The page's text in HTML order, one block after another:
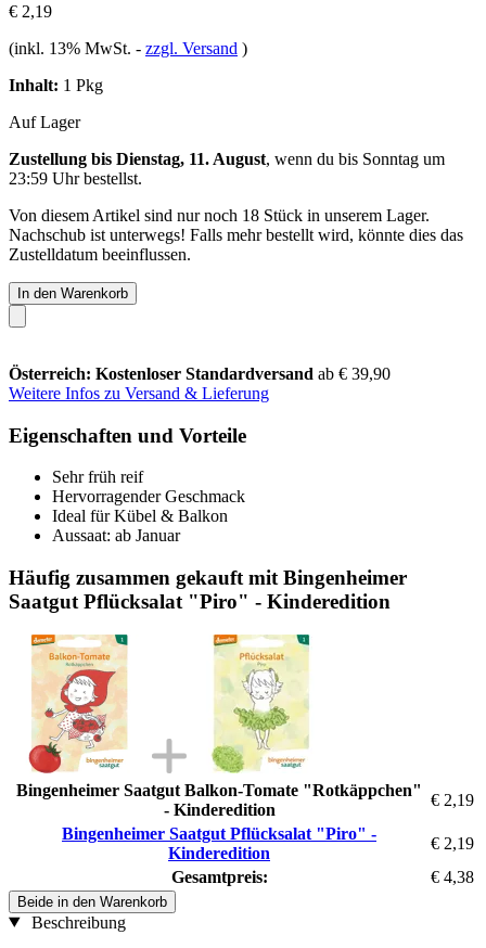
€ 2,19
(inkl. 13% MwSt. - zzgl. Versand )
Inhalt: 1 Pkg
Auf Lager
Zustellung bis Dienstag, 11. August, wenn du bis Sonntag um
23:59 Uhrbestellst.
Von diesem Artikel sind nur noch 18 Stück in unserem Lager.
Nachschub ist unterwegs! Falls mehr bestellt wird, könnte dies das
Zustelldatum beeinflussen.
In den Warenkorb
Österreich: Kostenloser Standardversand ab € 39,90
Weitere Infos zu Versand & Lieferung
Eigenschaften und Vorteile
Sehr früh reif
Hervorragender Geschmack
Ideal für Kübel & Balkon
Aussaat: ab Januar
Häufig zusammen gekauft mit Bingenheimer
Saatgut Pflücksalat "Piro" - Kinderedition
Bingenheimer Saatgut Balkon-Tomate "Rotkäppchen"
- Kinderedition
€ 2,19
Bingenheimer Saatgut Pflücksalat "Piro" -
Kinderedition
€ 2,19
Gesamtpreis:
€ 4,38
Beide in den Warenkorb
Beschreibung